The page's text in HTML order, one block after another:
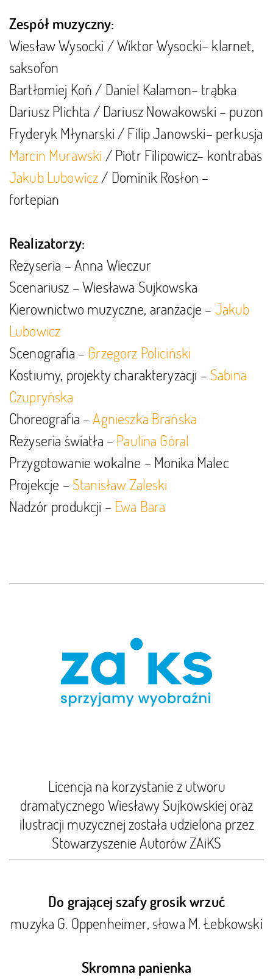
Zespół muzyczny:
Wiesław Wysocki / Wiktor Wysocki– klarnet,
saksofon
Bartłomiej Koń / Daniel Kalamon– trąbka
Dariusz Plichta / Dariusz Nowakowski – puzon
Fryderyk Młynarski / Filip Janowski– perkusja
Marcin Murawski / Piotr Filipowicz– kontrabas
Jakub Lubowicz/ Dominik Rosłon –
fortepian
Realizatorzy:
Reżyseria – Anna Wieczur
Scenariusz – Wiesława Sujkowska
Kierownictwo muzyczne, aranżacje – Jakub
Lubowicz
Scenografia – Grzegorz Policiński
Kostiumy, projekty charakteryzacji – Sabina
Czupryńska
Choreografia –Agnieszka Brańska
Reżyseria światła – Paulina Góral
Przygotowanie wokalne – Monika Malec
Projekcje – Stanisław Zaleski
Nadzór produkcji – Ewa Bara
Licencja na korzystanie z utworu
dramatycznego Wiesławy Sujkowskiej oraz
ilustracji muzycznej została udzielona przez
Stowarzyszenie Autorów ZAiKS
Do grającej szafy grosik wrzuć
muzyka G. Oppenheimer, słowa M. Łebkowski
Skromna panienka